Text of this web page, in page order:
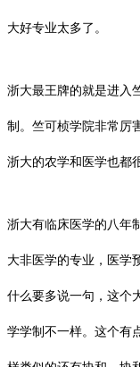
大好专业太多了。
浙大最王牌的就是进入
制。竺可桢学院非常厉
浙大的农学和医学也都
浙大有临床医学的八年
大非医学的专业，医学
什么要多说一句，这个
学学制不一样。这个有